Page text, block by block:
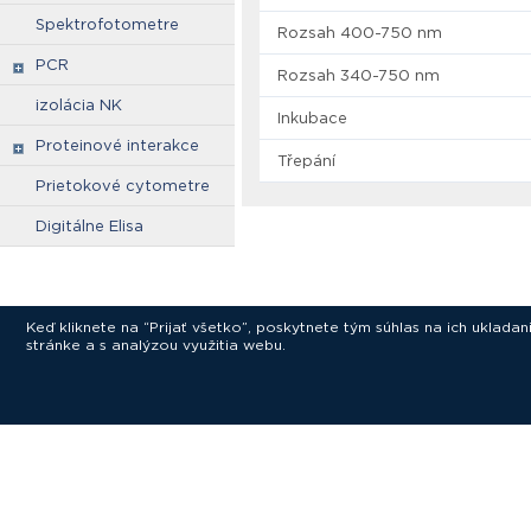
Spektrofotometre
PCR
izolácia NK
Proteinové interakce
Prietokové cytometre
Digitálne Elisa
Rozsah 400-750 nm
Rozsah 340-750 nm
Inkubace
Třepání
Keď kliknete na “Prijať všetko”, poskytnete tým súhlas na ich
stránke a s analýzou využitia webu.